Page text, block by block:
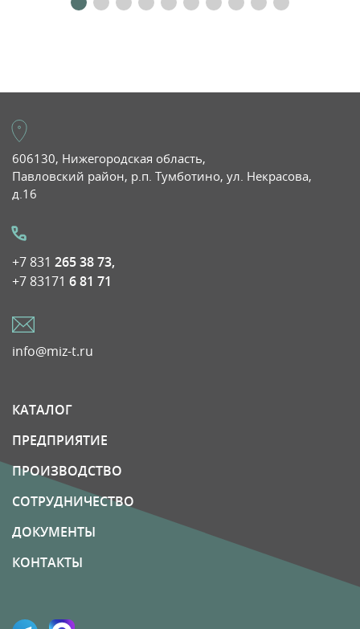
606130, Нижегородская область,
Павловский район, р.п. Тумботино, ул. Некрасова,
д.16
+7 831 265 38 73,
+7 83171 6 81 71
info@miz-t.ru
КАТАЛОГ
ПРЕДПРИЯТИЕ
ПРОИЗВОДСТВО
СОТРУДНИЧЕСТВО
ДОКУМЕНТЫ
КОНТАКТЫ